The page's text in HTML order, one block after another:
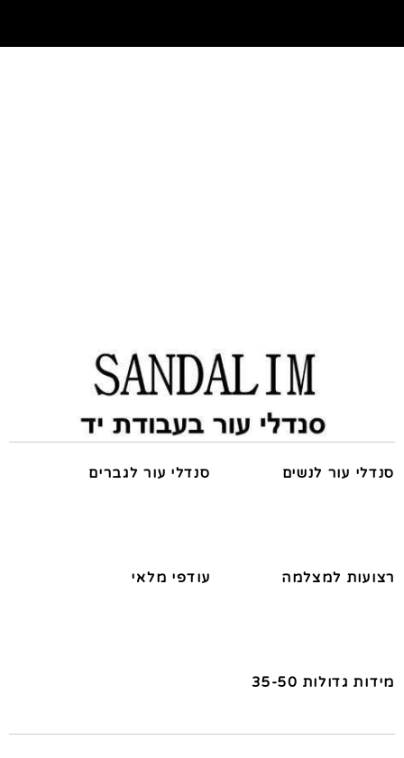
סנדלי עור לנשים סנדלי עור לגברים
רצועות למצלמה עודפי מלאי
מידות גדולות 35-50